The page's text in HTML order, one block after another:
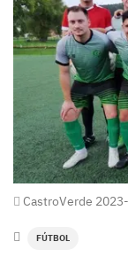
CastroVerde
FÚTBOL